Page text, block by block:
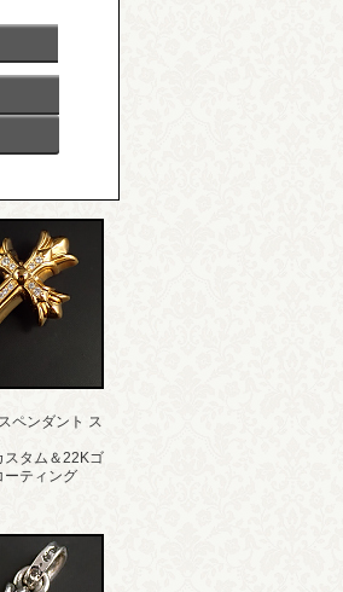
ペンダント ス
スタム＆22Kゴ
ーティング